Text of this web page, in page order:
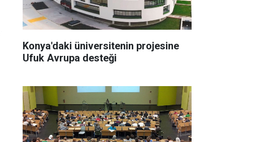
Konya'daki üniversitenin projesine
Ufuk Avrupa desteği